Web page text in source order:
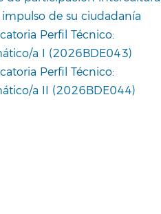
de su ciudadanía
Perfil Técnico:
a I (2026BDE043)
Perfil Técnico:
a II (2026BDE044)